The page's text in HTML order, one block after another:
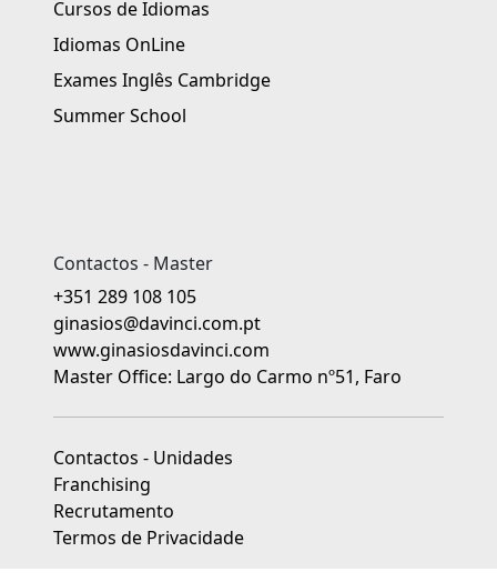
Cursos de Idiomas
Idiomas OnLine
Exames Inglês Cambridge
Summer School
Contactos - Master
+351 289 108 105
ginasios@davinci.com.pt
www.ginasiosdavinci.com
Master Office: Largo do Carmo nº51, Faro
Contactos - Unidades
Franchising
Recrutamento
Termos de Privacidade